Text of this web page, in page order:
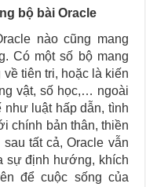
bộ bài Oracle
nào cũng mang
Có một số bộ mang
tiên tri, hoặc là kiến
vật, số học,… ngoài
luật hấp dẫn, tình
chính bản thân, thiền
tất cả, Oracle vẫn
sự định hướng, khích
để cuộc sống của